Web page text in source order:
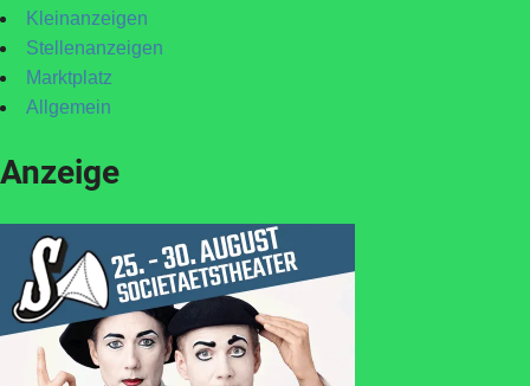
Kleinanzeigen
Stellenanzeigen
Marktplatz
Allgemein
Anzeige